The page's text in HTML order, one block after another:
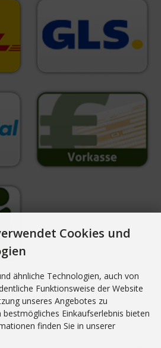
Cookies und
ähnliche Technologien, auch von
Funktionsweise der Website
unseres Angebotes zu
Einkaufserlebnis bieten
finden Sie in unserer